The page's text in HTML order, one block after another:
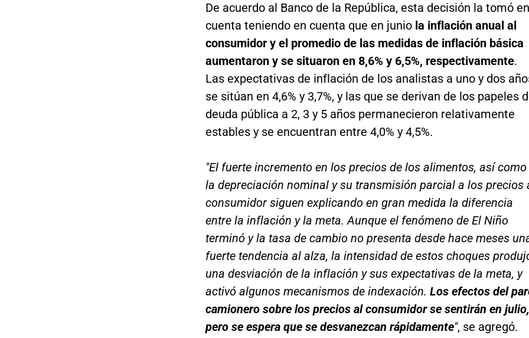
De acuerdo al Banco de la República, esta decisión la tomó en
cuenta teniendo en cuenta que en juniola inflación anual al
consumidor y el promedio de las medidas de inflación básica
aumentaron y se situaron en 8,6% y 6,5%, respectivamente.
Las expectativas de inflación de los analistas a uno y dos
se sitúan en 4,6% y 3,7%, y las que se derivan de los papeles
deuda pública a 2, 3 y 5 años permanecieron relativamente
estables y se encuentran entre 4,0% y 4,5%.
"El fuerte incremento en los precios de los alimentos, así como
la depreciación nominal y su transmisión parcial a los precios
consumidor siguen explicando en gran medida la diferencia
entre la inflación y la meta. Aunque el fenómeno de El Niño
terminó y la tasa de cambio no presenta desde hace meses
fuerte tendencia al alza, la intensidad de estos choques
una desviación de la inflación y sus expectativas de la meta, y
activó algunos mecanismos de indexación. Los efectos del
camionero sobre los precios al consumidor se sentirán en julio,
pero se espera que se desvanezcan rápidamente", se agregó.